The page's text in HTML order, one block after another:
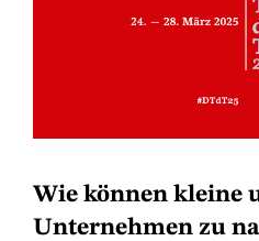
Wie können kleine
Unternehmen zu